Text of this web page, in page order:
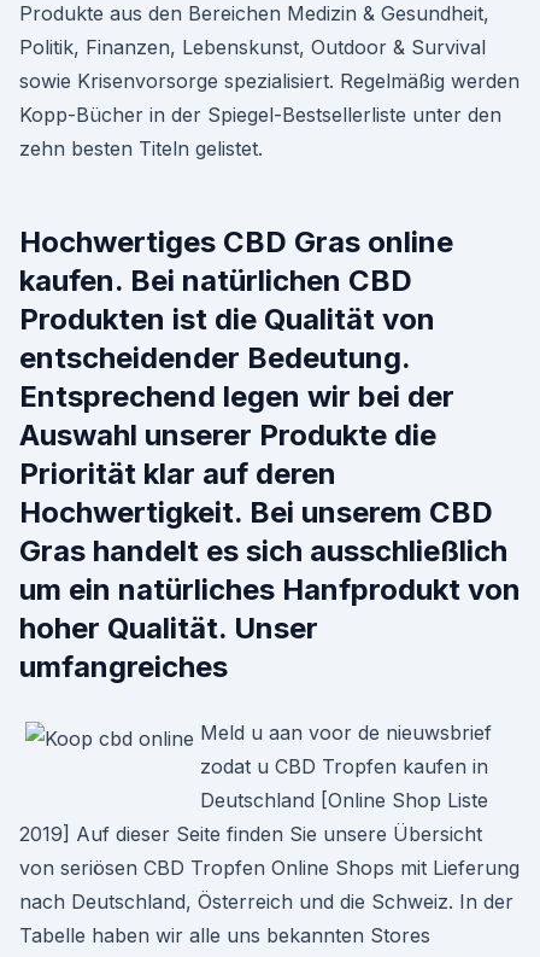
Produkte aus den Bereichen Medizin & Gesundheit,
Politik, Finanzen, Lebenskunst, Outdoor & Survival
sowie Krisenvorsorge spezialisiert. Regelmäßig werden
Kopp-Bücher in der Spiegel-Bestsellerliste unter den
zehn besten Titeln gelistet.
Hochwertiges CBD Gras online
kaufen. Bei natürlichen CBD
Produkten ist die Qualität von
entscheidender Bedeutung.
Entsprechend legen wir bei der
Auswahl unserer Produkte die
Priorität klar auf deren
Hochwertigkeit. Bei unserem CBD
Gras handelt es sich ausschließlich
um ein natürliches Hanfprodukt von
hoher Qualität. Unser
umfangreiches
Meld u aan voor de nieuwsbrief
zodat u CBD Tropfen kaufen in
Deutschland [Online Shop Liste
2019] Auf dieser Seite finden Sie unsere Übersicht
von seriösen CBD Tropfen Online Shops mit Lieferung
nach Deutschland, Österreich und die Schweiz. In der
Tabelle haben wir alle uns bekannten Stores